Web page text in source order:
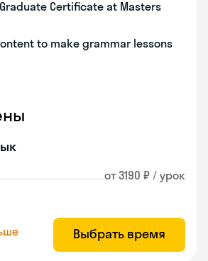
Certificate at Masters
to make grammar lessons
от 3190 ₽ / урок
Выбрать время